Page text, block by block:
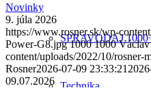
SPRAVODAJ
Technika
Novinky
9. júla 2026
https://www.rosner.sk/wp-
Power-G8.jpg 1000 1000 Václav
content/uploads/2022/10/rosner-
Rosner2026-07-09 23:33:21
09.07.2026